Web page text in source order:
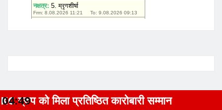
YOU MAY HAVE MISSED
कारोबारी सम्मान X पर हुआ
04:49